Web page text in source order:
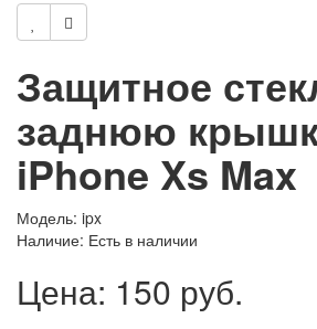
Защитное
заднюю
iPhone Xs Max
Модель: ipx
Наличие: Есть в наличии
Цена: 150 руб.